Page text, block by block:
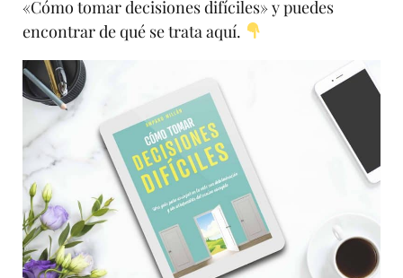
«Cómo tomar decisiones difíciles» y puedes
encontrar de qué se trata aquí.